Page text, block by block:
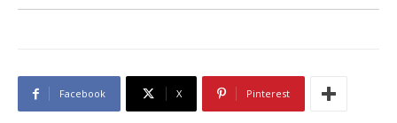
Facebook X Pinterest